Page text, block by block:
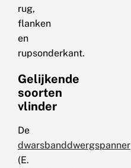
rug,
flanken
en
rupsonderkant.
Gelijkende
soorten
vlinder
De
dwarsbanddwergspanner
(E.